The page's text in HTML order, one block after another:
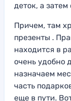
деток, а
Причем, там
презенты .
находится в
очень удобно
назначаем
часть
еще в пути.